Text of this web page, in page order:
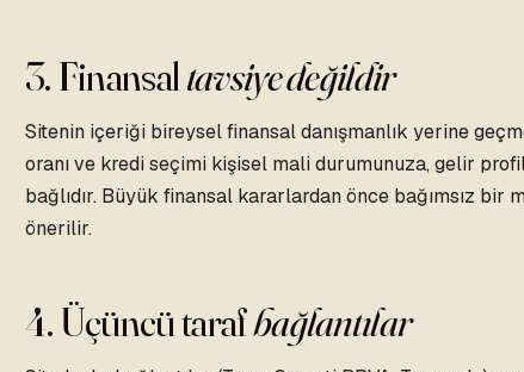
3. Finansaltavsiye değildir
Sitenin içeriği bireysel finansal danışmanlık yerine
oranı ve kredi seçimi kişisel mali durumunuza, gelir
bağlıdır. Büyük finansal kararlardan önce bağımsız bir
önerilir.
4. Üçüncü tarafbağlantılar